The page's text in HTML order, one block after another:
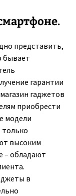
представить,
бывает
гарантии
гаджетов
приобрести
модели
высоким
– обладают
в